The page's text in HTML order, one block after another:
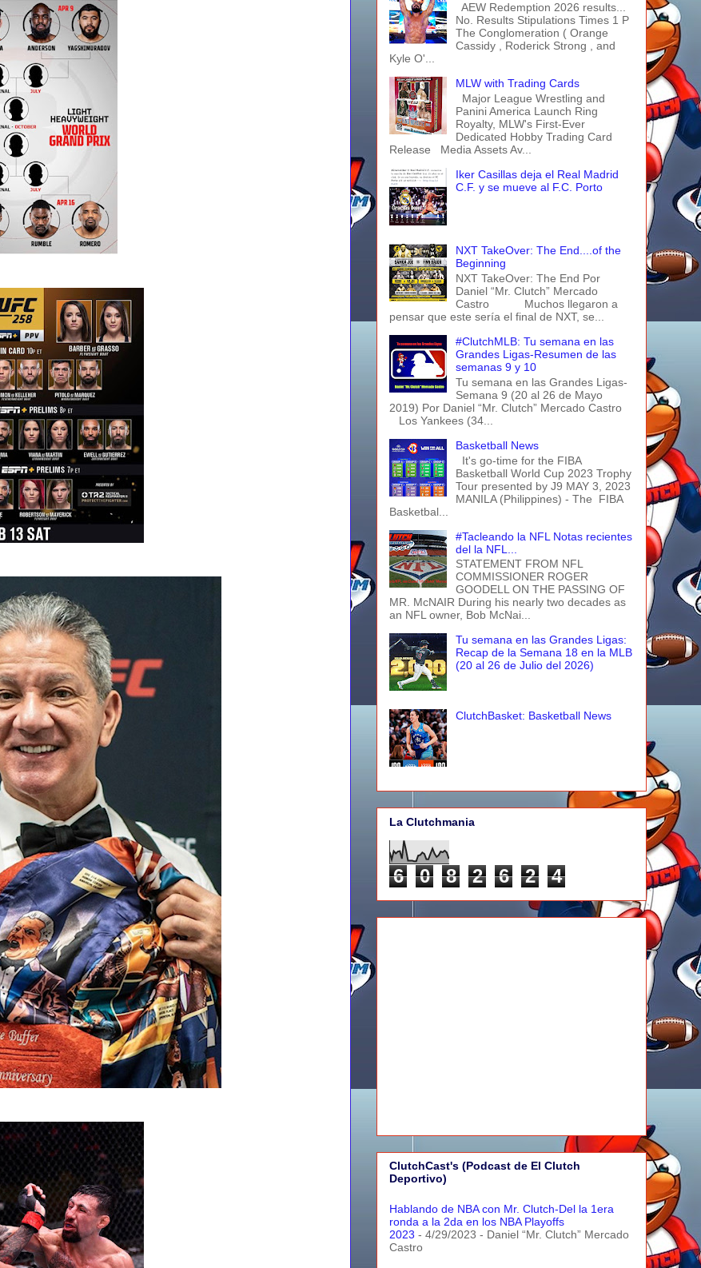
AEW Redemption 2026 results...
No. Results Stipulations Times 1 P
The Conglomeration ( Orange
Cassidy , Roderick Strong , and
Kyle O'...
MLW with Trading Cards
Major League Wrestling and
Panini America Launch Ring
Royalty, MLW's First-Ever
Dedicated Hobby Trading Card
Release Media Assets Av...
Iker Casillas deja el Real Madrid
C.F. y se mueve al F.C. Porto
NXT TakeOver: The End....of the
Beginning
NXT TakeOver: The End Por
Daniel “Mr. Clutch” Mercado
Castro Muchos llegaron a
pensar que este sería el final de NXT, se...
#ClutchMLB: Tu semana en las
Grandes Ligas-Resumen de las
semanas 9 y 10
Tu semana en las Grandes Ligas-
Semana 9 (20 al 26 de Mayo
2019) Por Daniel “Mr. Clutch” Mercado Castro
Los Yankees (34...
Basketball News
It's go-time for the FIBA
Basketball World Cup 2023 Trophy
Tour presented by J9 MAY 3, 2023
MANILA (Philippines) - The FIBA
Basketbal...
#Tacleando la NFL Notas recientes
del la NFL...
STATEMENT FROM NFL
COMMISSIONER ROGER
GOODELL ON THE PASSING OF
MR. McNAIR During his nearly two decades as
an NFL owner, Bob McNai...
Tu semana en las Grandes Ligas:
Recap de la Semana 18 en la MLB
(20 al 26 de Julio del 2026)
ClutchBasket: Basketball News
La Clutchmania
6 0 8 2 6 2 4
ClutchCast's (Podcast de El Clutch
Deportivo)
Hablando de NBA con Mr. Clutch-Del la 1era
ronda a la 2da en los NBA Playoffs
2023 - 4/29/2023 - Daniel “Mr. Clutch” Mercado
Castro